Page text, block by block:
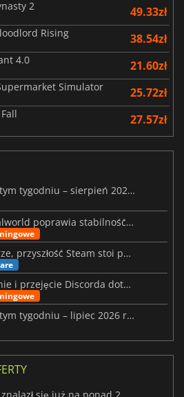
2
49.33zł
Rising 38.54zł
4.0 21.60zł
Simulator 25.72zł
27.57zł
Premiery gier wideo w tym tygodniu – sierpień 2026 r. (32. tydzień)
Nowa aktualizacja w Palworld poprawia stabilność Sunreach i walk z bossami
Projekt Helix znów w grze, przyszłość Steam stoi pod znakiem zapytania
Złośliwe oprogramowanie i przejęcie Discorda dotknęły Meccha Chameleon
Premiery gier wideo w tym tygodniu – lipiec 2026 r. (tydzień 31)